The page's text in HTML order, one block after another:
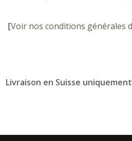
[Voir nos conditions générales
Livraison en Suisse